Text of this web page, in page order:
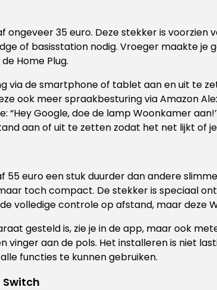
ongeveer 35 euro. Deze stekker is
of basisstation nodig. Vroeger maakte je
Home Plug.
via de smartphone of tablet aan en uit te
ook meer spraakbesturing via Amazon
“Hey Google, doe de lamp Woonkamer
aan of uit te zetten zodat het net lijkt of
55 euro een stuk duurder dan andere
toch compact. De stekker is speciaal
volledige controle op afstand, maar deze
gesteld is, zie je in de app, maar ook
vinger aan de pols. Het installeren is niet
functies te kunnen gebruiken.